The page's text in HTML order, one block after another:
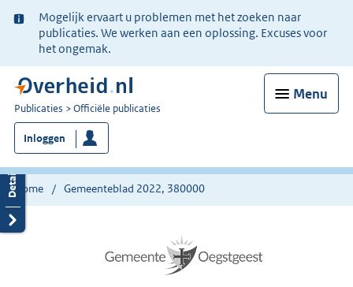
Ter
informatie:
Mogelijk ervaart u problemen met het zoeken naar
publicaties. We werken aan een oplossing. Excuses voor
het ongemak.
Menu
U
bent
nu
hier:
Publicaties Officiële publicaties
Inloggen
Home Gemeenteblad 2022, 380000